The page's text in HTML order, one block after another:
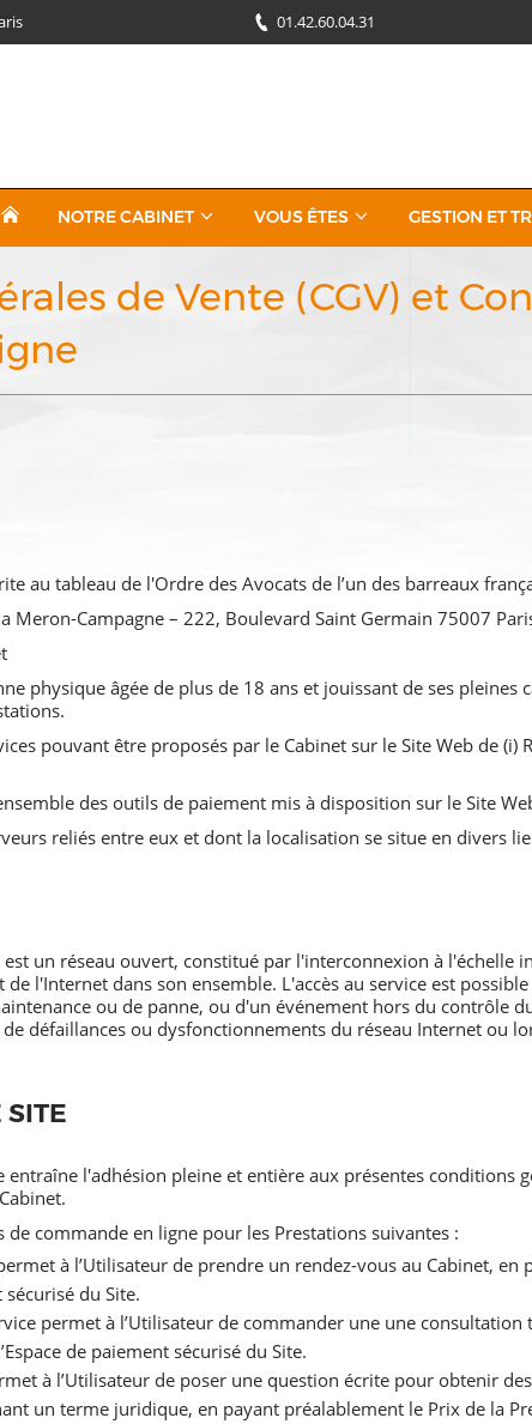
01.42.60.04.31
NOTRE CABINET VOUS ÊTES GESTION ET
de Vente (CGV) et
au tableau de l'Ordre des Avocats de l’un des barreaux
Meron-Campagne – 222, Boulevard Saint Germain 75007
physique âgée de plus de 18 ans et jouissant de ses
pouvant être proposés par le Cabinet sur le Site Web de
des outils de paiement mis à disposition sur le Site
reliés entre eux et dont la localisation se situe en divers
un réseau ouvert, constitué par l'interconnexion à
l'Internet dans son ensemble. L'accès au service est
ou de panne, ou d'un événement hors du contrôle
défaillances ou dysfonctionnements du réseau Internet ou
entraîne l'adhésion pleine et entière aux présentes
de commande en ligne pour les Prestations suivantes :
à l’Utilisateur de prendre un rendez-vous au Cabinet,
sécurisé du Site.
permet à l’Utilisateur de commander une une
de paiement sécurisé du Site.
à l’Utilisateur de poser une question écrite pour obtenir
un terme juridique, en payant préalablement le Prix de la